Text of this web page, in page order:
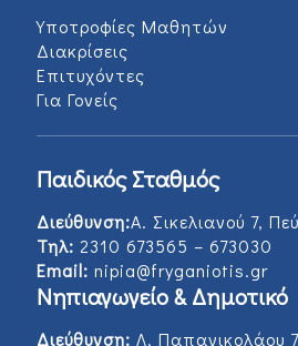
Υποτροφίες Μαθητών
Διακρίσεις
Επιτυχόντες
Για Γονείς
Παιδικός Σταθμός
Διεύθυνση:Α. Σικελιανού 7,
Τηλ: 2310 673565 – 673030
Email: nipia@fryganiotis.gr
Νηπιαγωγείο & Δημοτικό
Διεύθυνση: Λ. Παπανικολάου